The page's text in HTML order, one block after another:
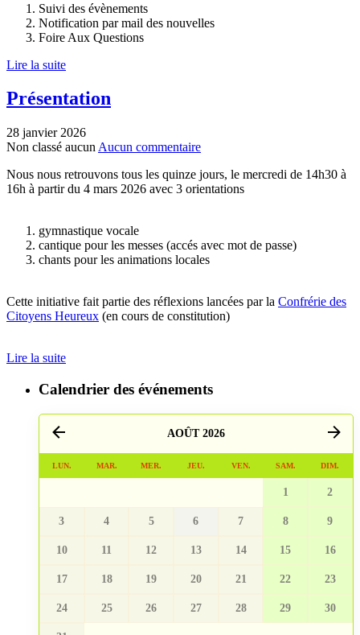
Suivi des évènements
Notification par mail des nouvelles
Foire Aux Questions
Lire la suite
Présentation
28 janvier 2026
Non classé aucun Aucun commentaire
Nous nous retrouvons tous les quinze jours, le mercredi de 14h30 à
16h à partir du 4 mars 2026 avec 3 orientations
gymnastique vocale
cantique pour les messes (accés avec mot de passe)
chants pour les animations locales
Cette initiative fait partie des réflexions lancées par la Confrérie des
Citoyens Heureux (en cours de constitution)
Lire la suite
Calendrier des événements
AOÛT 2026
LUN. MAR. MER. JEU. VEN. SAM. DIM.
1 2
3 4 5 6 7 8 9
10 11 12 13 14 15 16
17 18 19 20 21 22 23
24 25 26 27 28 29 30